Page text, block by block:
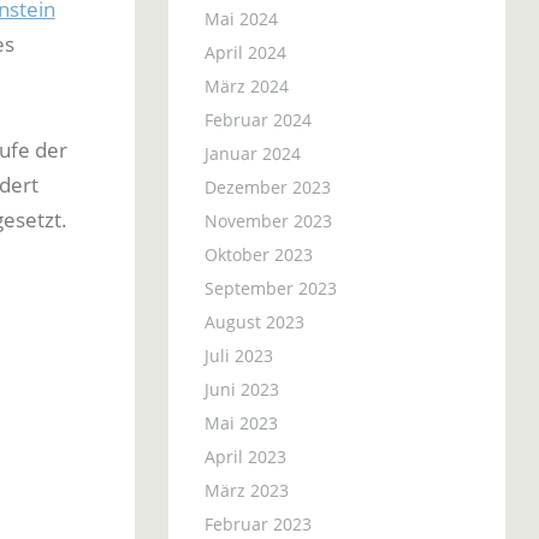
der
Mai 2024
April 2024
März 2024
Februar 2024
Januar 2024
Dezember 2023
November 2023
Oktober 2023
September 2023
August 2023
Juli 2023
Juni 2023
Mai 2023
April 2023
März 2023
Februar 2023